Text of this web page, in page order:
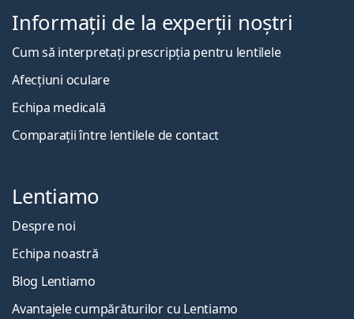
Informații de la experții noștri
Cum să interpretați prescripția pentru lentilele
Afecțiuni oculare
Echipa medicală
Comparații între lentilele de contact
Lentiamo
Despre noi
Echipa noastră
Blog Lentiamo
Avantajele cumpărăturilor cu Lentiamo